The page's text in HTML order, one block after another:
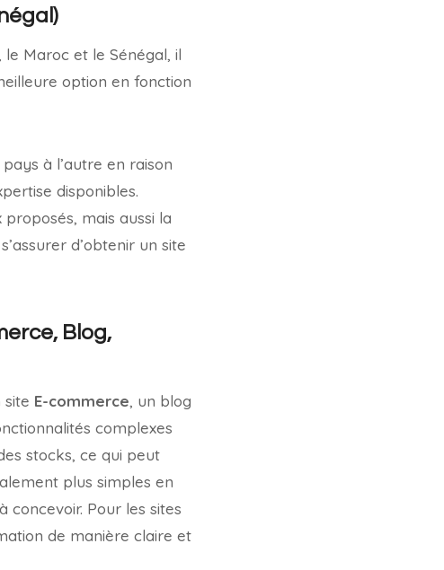
Maroc et le Sénégal, il
option en fonction
à l’autre en raison
disponibles.
mais aussi la
d’obtenir un site
Blog,
site E-commerce, un blog
complexes
stocks, ce qui peut
plus simples en
Pour les sites
de manière claire et